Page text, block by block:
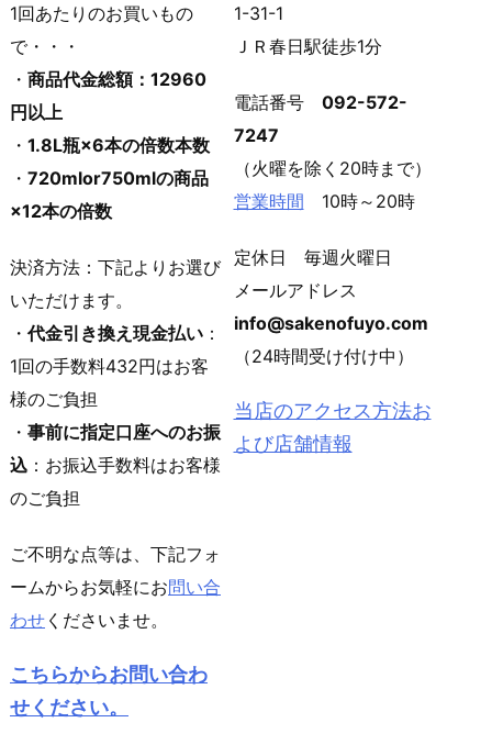
1回あたりのお買いもの
で・・・
・ 商品代金総額：12960
円以上
・ 1.8L瓶×6本の倍数本数
・ 720mlor750mlの商品
×12本の倍数
決済方法：下記よりお選び
いただけます。
・ 代金引き換え現金払い ：
1回の手数料432円はお客
様のご負担
・ 事前に指定口座へのお振
込 ：お振込手数料はお客様
のご負担
ご不明な点等は、下記フォ
ームからお気軽にお問い合
わせ くださいませ。
こちらからお問い合わ
せください。
1-31-1
ＪＲ春日駅徒歩1分
電話番号 092-572-
7247
（火曜を除く20時まで）
営業時間 10時～20時
定休日 毎週火曜日
メールアドレス
info@sakenofuyo.com
（24時間受け付け中）
当店のアクセス方法お
よび店舗情報